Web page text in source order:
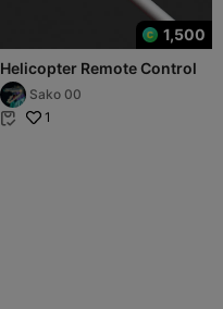
1,500
Helicopter Remote Control
Sako 00
 1